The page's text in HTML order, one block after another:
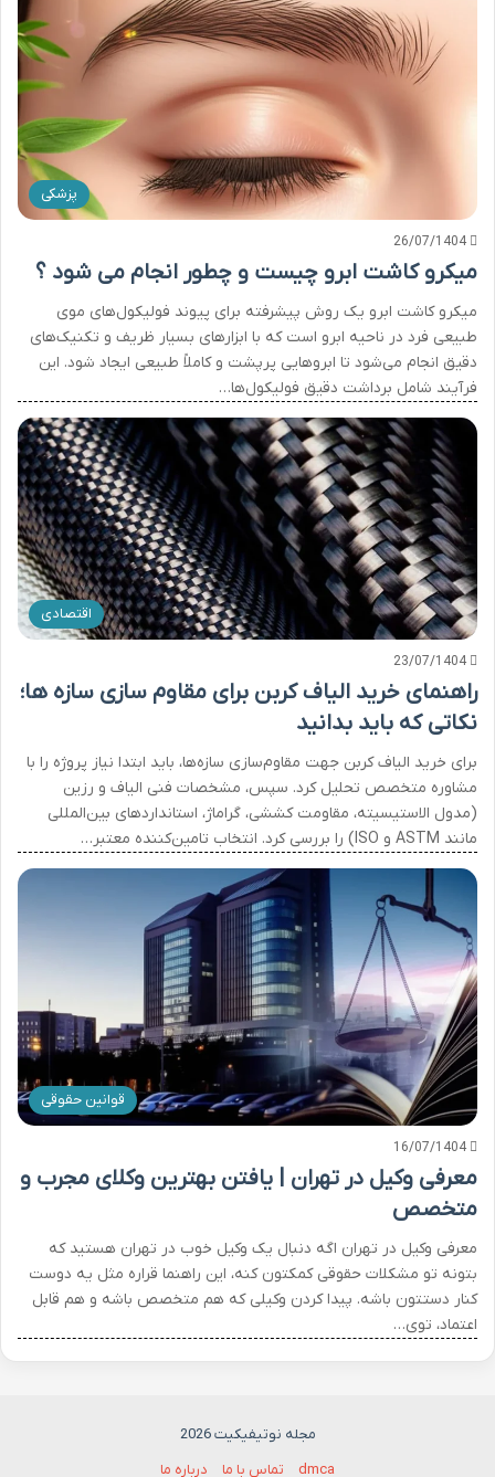
پزشکی
26/07/1404
میکرو کاشت ابرو چیست و چطور انجام می شود ؟
میکرو کاشت ابرو یک روش پیشرفته برای پیوند فولیکول‌های موی
طبیعی فرد در ناحیه ابرو است که با ابزارهای بسیار ظریف و تکنیک‌های
دقیق انجام می‌شود تا ابروهایی پرپشت و کاملاً طبیعی ایجاد شود. این
فرآیند شامل برداشت دقیق فولیکول‌ها…
اقتصادی
23/07/1404
راهنمای خرید الیاف کربن برای مقاوم سازی سازه ها؛
نکاتی که باید بدانید
برای خرید الیاف کربن جهت مقاوم‌سازی سازه‌ها، باید ابتدا نیاز پروژه را با
مشاوره متخصص تحلیل کرد. سپس، مشخصات فنی الیاف و رزین
(مدول الاستیسیته، مقاومت کششی، گراماژ، استانداردهای بین‌المللی
مانند ASTM و ISO) را بررسی کرد. انتخاب تامین‌کننده معتبر…
قوانین حقوقی
16/07/1404
معرفی وکیل در تهران | یافتن بهترین وکلای مجرب و
متخصص
معرفی وکیل در تهران اگه دنبال یک وکیل خوب در تهران هستید که
بتونه تو مشکلات حقوقی کمکتون کنه، این راهنما قراره مثل یه دوست
کنار دستتون باشه. پیدا کردن وکیلی که هم متخصص باشه و هم قابل
اعتماد، توی…
مجله نوتیفیکیت 2026
dmca
تماس با ما درباره ما